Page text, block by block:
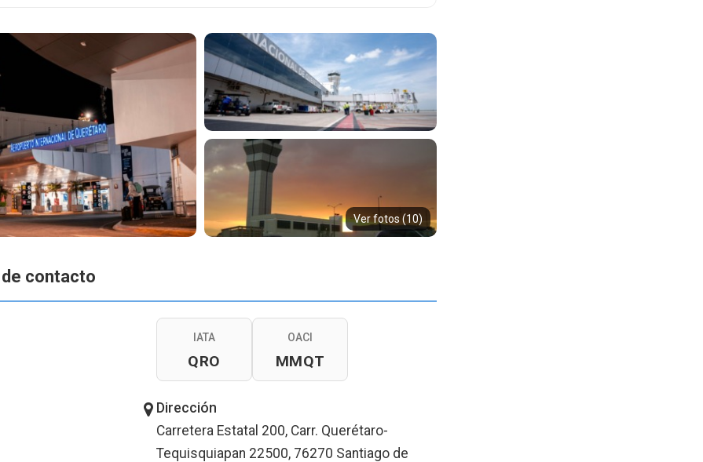
Ver fotos (10)
contacto
IATA
QRO
OACI
MMQT
Dirección
Carretera Estatal 200, Carr. Querétaro-
Tequisquiapan 22500, 76270 Santiago de